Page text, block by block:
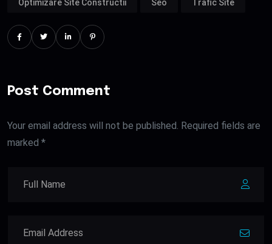
Optimizare Site Constructii Seo Trafic Site
Post Comment
Your email address will not be published. Required fields are
marked *